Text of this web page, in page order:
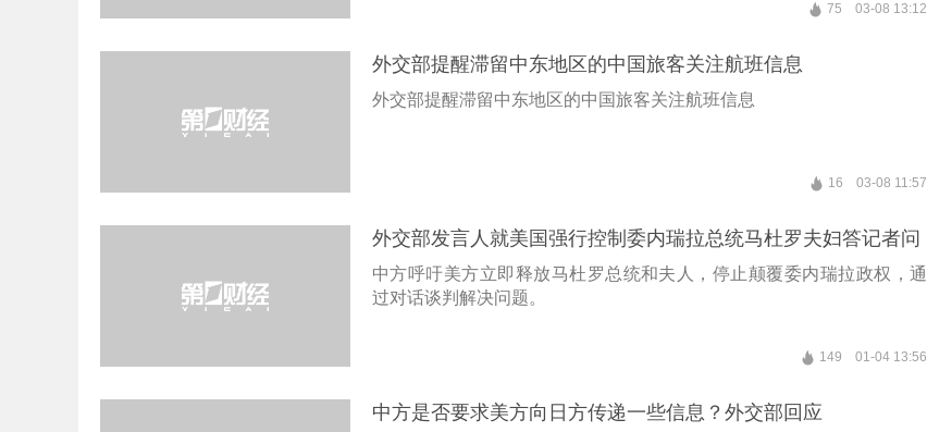
75 03-08 13:12
外交部提醒滞留中东地区的中国旅客关注航班信息
外交部提醒滞留中东地区的中国旅客关注航班信息
16 03-08 11:57
外交部发言人就美国强行控制委内瑞拉总统马杜罗夫妇答记者问
中方呼吁美方立即释放马杜罗总统和夫人，停止颠覆委内瑞拉政权，通
过对话谈判解决问题。
149 01-04 13:56
中方是否要求美方向日方传递一些信息？外交部回应